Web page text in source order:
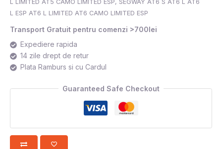
L LIMITED AT5 CAMO LIMITED ESP, SEGWAY AT6 S AT6 L AT6
L ESP AT6 L LIMITED AT6 CAMO LIMITED ESP
Transport Gratuit pentru comenzi >700lei
Expediere rapida
14 zile drept de retur
Plata Ramburs si cu Cardul
Guaranteed Safe Checkout